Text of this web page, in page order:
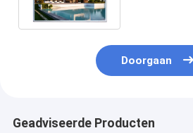
Doorgaan
Geadviseerde Producten